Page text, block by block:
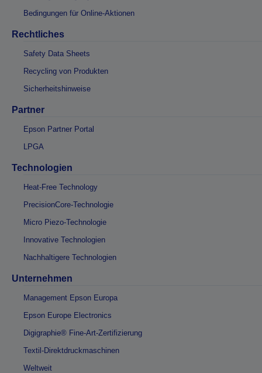
Bedingungen für Online-Aktionen
Rechtliches
Safety Data Sheets
Recycling von Produkten
Sicherheitshinweise
Partner
Epson Partner Portal
LPGA
Technologien
Heat-Free Technology
PrecisionCore-Technologie
Micro Piezo-Technologie
Innovative Technologien
Nachhaltigere Technologien
Unternehmen
Management Epson Europa
Epson Europe Electronics
Digigraphie® Fine-Art-Zertifizierung
Textil-Direktdruckmaschinen
Weltweit